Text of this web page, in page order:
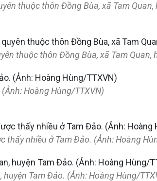
thuộc thôn Đồng Bùa, xã Tam
thuộc thôn Đồng Bùa, xã Tam Quan,
Hoàng Hùng/TTXVN)
nhiều ở Tam Đảo. (Ảnh: Hoàng
Tam Đảo. (Ảnh: Hoàng Hùng/